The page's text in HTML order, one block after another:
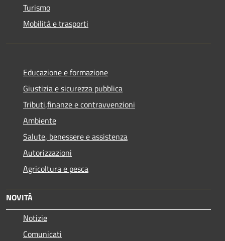
Turismo
Mobilità e trasporti
Educazione e formazione
Giustizia e sicurezza pubblica
Tributi,finanze e contravvenzioni
Ambiente
Salute, benessere e assistenza
Autorizzazioni
Agricoltura e pesca
NOVITÀ
Notizie
Comunicati